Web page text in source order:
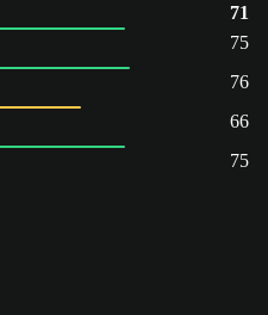
71
75
76
66
75